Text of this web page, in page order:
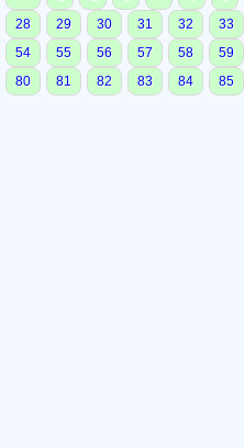
28
29 30 31 32 33
54
55 56 57 58 59
80
81 82 83 84 85